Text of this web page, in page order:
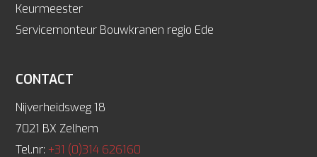
Keurmeester
Servicemonteur Bouwkranen regio Ede
CONTACT
Nijverheidsweg 18
7021 BX Zelhem
Tel.nr: +31 (0)314 626160